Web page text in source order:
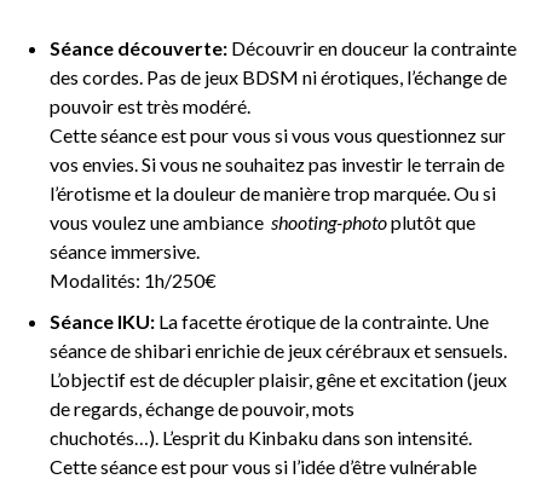
Séance découverte: Découvrir en douceur la contrainte
des cordes. Pas de jeux BDSM ni érotiques, l’échange de
pouvoir est très modéré.
Cette séance est pour vous si vous vous questionnez sur
vos envies. Si vous ne souhaitez pas investir le terrain de
l’érotisme et la douleur de manière trop marquée. Ou si
vous voulez une ambiance shooting-photoplutôt que
séance immersive.
Modalités: 1h/250€
Séance IKU: La facette érotique de la contrainte. Une
séance de shibarienrichie de jeux cérébraux et sensuels.
L’objectif est de décupler plaisir, gêne et excitation (jeux
de regards, échange de pouvoir, mots
chuchotés…). L’esprit du Kinbaku dans son intensité.
Cette séance est pour vous si l’idée d’être vulnérable